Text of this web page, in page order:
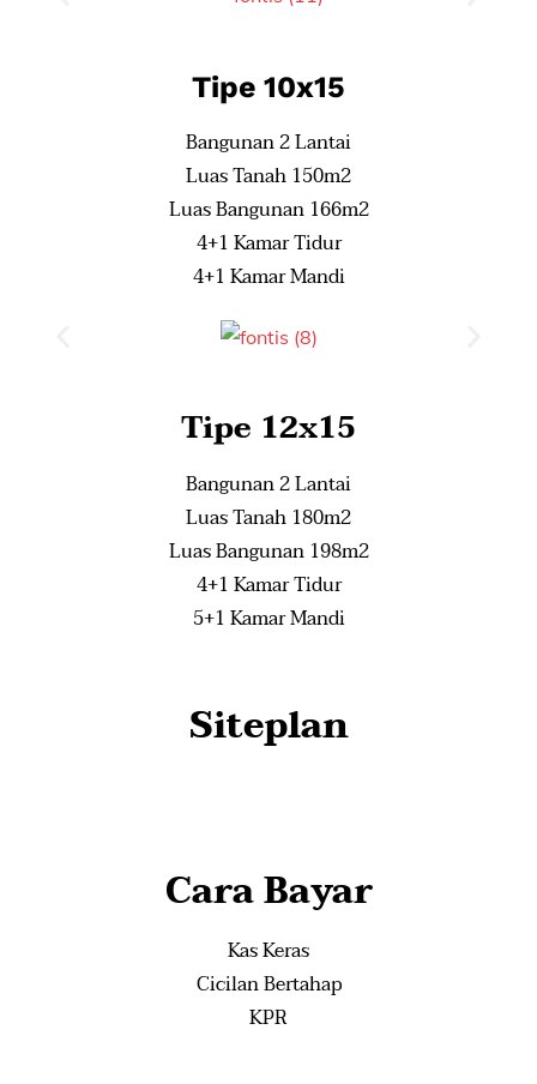
Tipe 10x15
Bangunan 2 Lantai
Luas Tanah 150m2
Luas Bangunan 166m2
4+1 Kamar Tidur
4+1 Kamar Mandi
Tipe 12x15
Bangunan 2 Lantai
Luas Tanah 180m2
Luas Bangunan 198m2
4+1 Kamar Tidur
5+1 Kamar Mandi
Siteplan
Cara Bayar
Kas Keras
Cicilan Bertahap
KPR